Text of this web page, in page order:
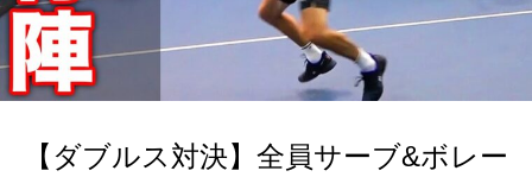
【ダブルス対決】全員サーブ&ボレー